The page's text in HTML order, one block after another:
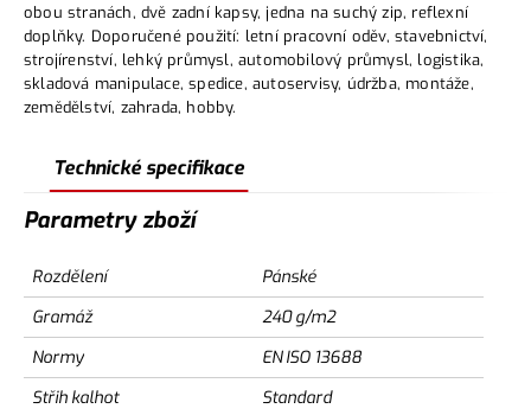
obou stranách, dvě zadní kapsy, jedna na suchý zip, reflexní
doplňky. Doporučené použití: letní pracovní oděv, stavebnictví,
strojírenství, lehký průmysl, automobilový průmysl, logistika,
skladová manipulace, spedice, autoservisy, údržba, montáže,
zemědělství, zahrada, hobby.
Technické specifikace
Parametry zboží
Rozdělení
Pánské
Gramáž
240 g/m2
Normy
EN ISO 13688
Střih kalhot
Standard